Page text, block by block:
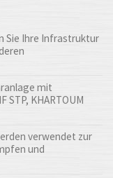
Sie Ihre Infrastruktur
mit
STP, KHARTOUM
verwendet zur
und